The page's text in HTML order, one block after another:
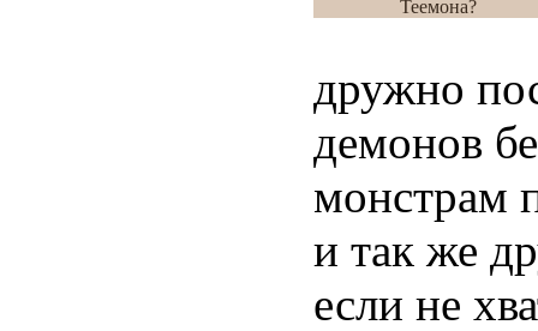
Теемона?
дружно
демонов
монстрам
и так же
если не